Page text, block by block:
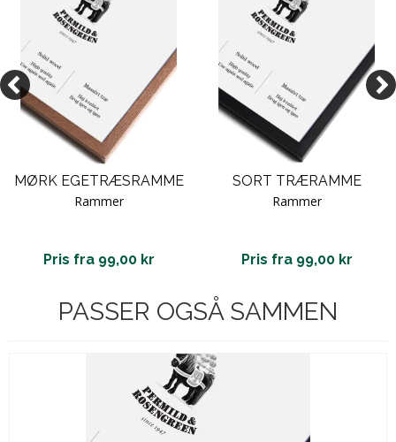
MØRK EGETRÆSRAMME
Rammer
Pris fra 99,00 kr
SORT TRÆRAMME
Rammer
Pris fra 99,00 kr
PASSER OGSÅ SAMMEN